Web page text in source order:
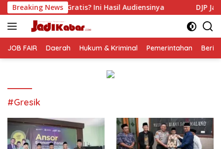
Langsung
ke
konten
Breaking News
Ini Hasil Audiensinya DJP Jawa Timur Gandeng
JOB FAIR Daerah Hukum & Kriminal Pemerintahan
#Gresik